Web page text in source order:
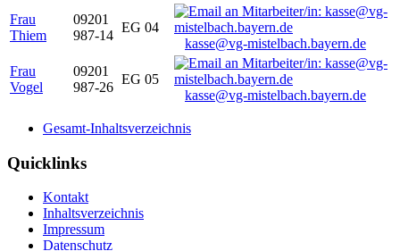
Frau
Thiem
09201
987-14
EG 04
kasse@vg-mistelbach.bayern.de
Frau
Vogel
09201
987-26
EG 05
kasse@vg-mistelbach.bayern.de
Gesamt-Inhaltsverzeichnis
Quicklinks
Kontakt
Inhaltsverzeichnis
Impressum
Datenschutz